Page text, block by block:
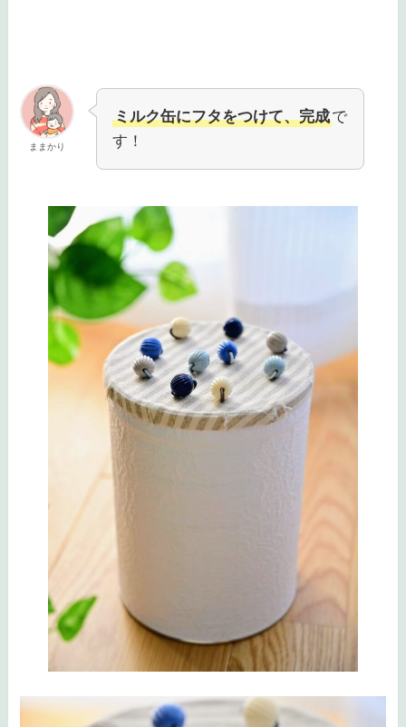
ままかり
ミルク缶にフタをつけて、完成で
す！